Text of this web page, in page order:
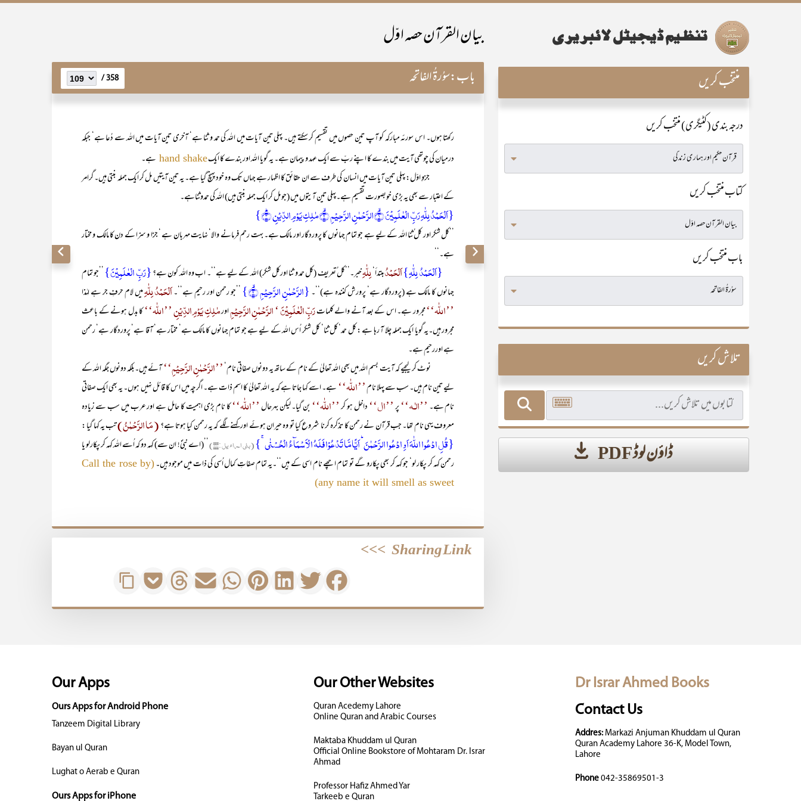
بیان القرآن حصہ اوّل
باب:سوُرۃُ الفاتحہ 358 /
رکھتا ہوں۔ اس سورئہ مبارکہ کو آپ تین حصوں میں تقسیم کر سکتے ہیں۔ پہلی تین آیات میں اللہ کی حمد و ثنا ہے‘ آخری تین آیات میں اللہ سے دُعا ہے‘ جبکہ
درمیان کی چوتھی آیت میں بندے کا اپنے ربّ سے ایک عہد و پیمان ہے۔ یہ گویا اللہ اور بندے کا ایکhand shake ہے۔
جزوِ اوّل: پہلی تین آیات میں انسان کی طرف سے ان حقائق کا اظہار ہے جہاں تک وہ خود پہنچ گیا ہے۔ یہ تین آیتیں مل کر ایک جملہ بنتی ہیں۔ گرامر
کے اعتبار سے بھی یہ بڑی خوبصورت تقسیم ہے۔پہلی تین آیتوں میں (جو مل کر ایک جملہ بنتی ہیں) اللہ کی حمدوثناہے۔
{اَلۡحَمۡدُ لِلّٰہِ رَبِّ الۡعٰلَمِیۡنَ ۙ﴿۱﴾الرَّحۡمٰنِ الرَّحِیۡمِ ۙ﴿۲﴾مٰلِکِ یَوۡمِ الدِّیۡنِ ؕ﴿۳﴾}
’’کل شکر اور کل ُثنا اللہ کے لیے ہے جو تمام جہانوں کا پروردگار اور مالک ہے۔ بہت رحم فرمانے والا‘ نہایت مہربان ہے ‘ جزا و سزا کے دن کا مالک و مختار
ہے۔‘‘
{اَلۡحَمۡدُ لِلّٰہِ}اَلْحَمْدُمبتدأ‘لِلّٰہِخبر۔’’کل ُتعریف (کل حمد و ثنا اورکل شکر) اللہ کے لیے ہے‘‘۔ اب وہ اللہ کون ہے؟{رَبِّ الۡعٰلَمِیۡنَ} ’’جو تمام
جہانوں کا مالک ہے (پروردگار ہے‘ پرورش کنندہ ہے)‘‘۔{الرَّحۡمٰنِ الرَّحِیۡمِ ۙ﴿۲﴾} ’’جو رحمن اور رحیم ہے‘‘۔اَلْحَمْدُ لِلّٰہِمیں لام حرفِ جر ہے لہٰذا
’’اللّٰہ‘‘مجرور ہے۔ اس کے بعد آنے والے کلماترَبِّ الْعٰلَمِیْنَ ‘ الرَّحْمٰنِ الرَّحِیْمِاورمٰلِکِ یَوْمِ الدِّیْنِ ’’اللّٰہ‘‘کا بدل ہونے کے باعث
مجرور ہیں۔یہ گویا ایک جملہ چلا آ رہا ہے : کل حمد‘ کل ثنا‘ کل شکر اُس اللہ کے لیے ہے جو تمام جہانوں کا مالک ہے‘ مختار ہے‘ آقا ہے‘ پروردگار ہے‘ رحمن
ہے اوررحیم ہے۔
نوٹ کر لیجیے کہ آیت بسم اللہ میں بھی اللہ تعالیٰ کے نام کے ساتھ یہ دونوں صفاتی نام‘ ’’الرَّحْمٰنِ الرَّحِیْمِ‘‘آئے ہیں۔بلکہ دونوں جگہ اللہ کے
لیے تین نام ہیں۔ سب سے پہلا نام’’اللّٰہ‘‘ہے۔ اسے کہا جاتا ہے کہ یہ اللہ تعالیٰ کا اسم ذات ہے۔ اگرچہ میں اس کا قائل نہیں ہوں۔ یہ بھی ایک صفاتی
نام ہے۔’’الٰـہ‘‘پر’’ال‘‘داخل ہو کر’’اللّٰہ‘‘ بن گیا۔ لیکن بہرحال’’اللّٰہ‘‘کا نام بڑی اہمیت کا حامل ہے اور عرب میں سب سے زیادہ
معروف یہی نام تھا۔ جب قرآن نے رحمن کا تذکرہ کرنا شروع کیا تو وہ حیران ہوئے اور کہنے لگے کہ یہ رحمن کیا ہوتا ہے؟(مَا الرَّحْمٰنُ)تب یہ کہا گیا :
{قُلِ ادۡعُوا اللّٰہَ اَوِ ادۡعُوا الرَّحۡمٰنَ ؕ اَیًّامَّا تَدۡعُوۡا فَلَہُ الۡاَسۡمَآءُ الۡحُسۡنٰی ۚ}(بنی اسراء یل :۱۱۰)
’’(اے نبیؐ! ان سے) کہہ دو کہ اُسے اللہ کہہ کر پکارلو یا
رحمن کہہ کر پکار لو‘ جو کہہ کر بھی پکارو گے تو تمام اچھے نام اسی کے ہیں‘‘۔یہ تمام صفاتِ کمال اُسی کی ذات میں موجود ہیں۔ (Call the rose by
any name it will smell as sweet)
Sharing Link
>>>
منتخب کریں
درجہ بندی (کٹیگری) منتخب کریں
کتاب منتخب کریں
باب منتخب کریں
تلاش کریں
ڈاؤن لوڈ PDF
Dr Israr Ahmed Books
Contact Us
Addres:Markazi Anjuman Khuddam ul Quran
Quran Academy Lahore 36-K, Model Town,
Lahore
Phone 042-35869501-3
Our Other Websites
Quran Acedemy Lahore
Online Quran and Arabic Courses
Maktaba Khuddam ul Quran
Official Online Bookstore of Mohtaram Dr. Israr
Ahmad
Professor Hafiz Ahmed Yar
Tarkeeb e Quran
Our Apps
Ours Apps for Android Phone
Tanzeem Digital Library
Bayan ul Quran
Lughat o Aerab e Quran
Ours Apps for iPhone